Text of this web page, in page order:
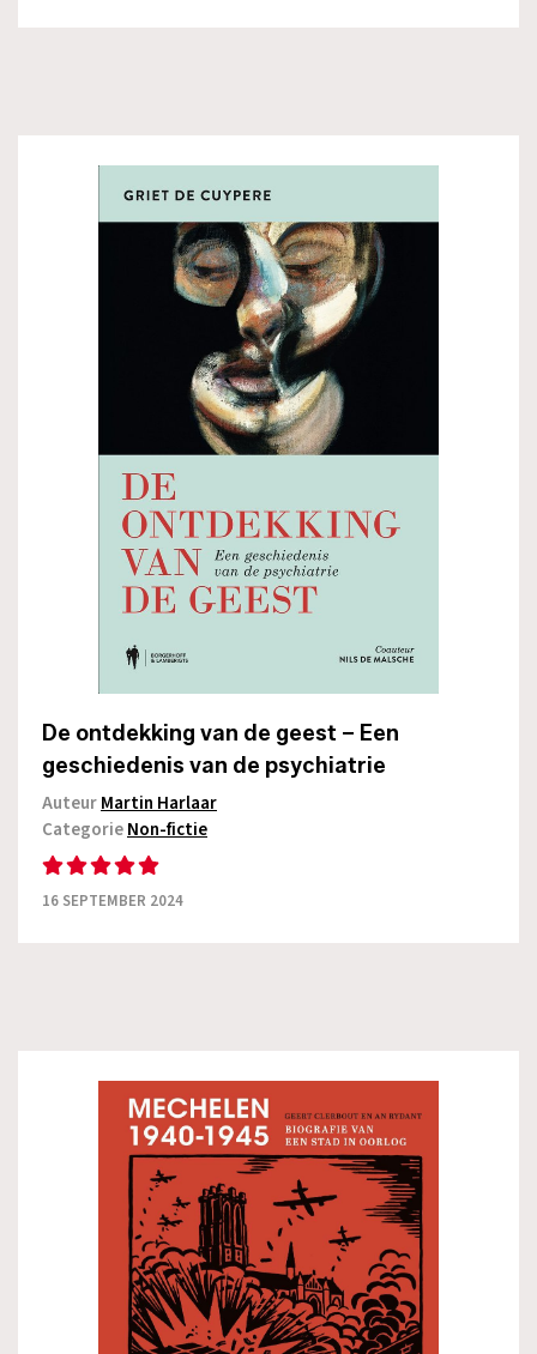
De ontdekking van de geest – Een
geschiedenis van de psychiatrie
AuteurMartin Harlaar
CategorieNon-fictie
16 SEPTEMBER 2024